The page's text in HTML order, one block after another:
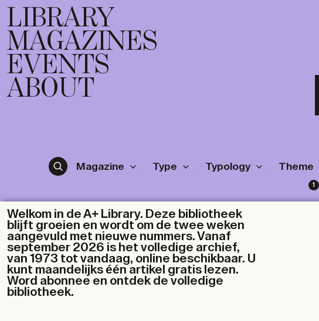
LIBRARY
MAGAZINES
EVENTS
ABOUT
Magazine Type Typology Theme
1
Welkom in de A+ Library. Deze bibliotheek
blijft groeien en wordt om de twee weken
aangevuld met nieuwe nummers. Vanaf
september 2026 is het volledige archief,
van 1973 tot vandaag, online beschikbaar. U
kunt maandelijks één artikel gratis lezen.
Word abonnee en ontdek de volledige
bibliotheek.